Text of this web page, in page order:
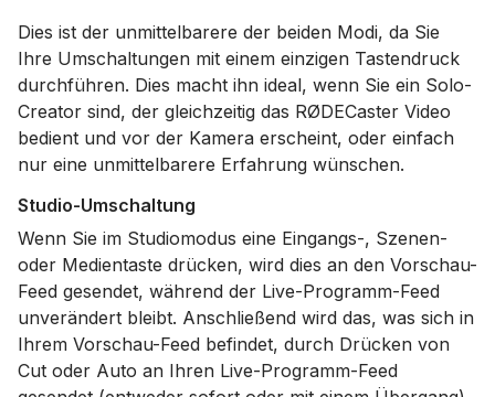
Dies ist der unmittelbarere der beiden Modi, da Sie
Ihre Umschaltungen mit einem einzigen Tastendruck
durchführen. Dies macht ihn ideal, wenn Sie ein Solo-
Creator sind, der gleichzeitig das RØDECaster Video
bedient und vor der Kamera erscheint, oder einfach
nur eine unmittelbarere Erfahrung wünschen.
Studio-Umschaltung
Wenn Sie im Studiomodus eine Eingangs-, Szenen-
oder Medientaste drücken, wird dies an den Vorschau-
Feed gesendet, während der Live-Programm-Feed
unverändert bleibt. Anschließend wird das, was sich in
Ihrem Vorschau-Feed befindet, durch Drücken von
Cut oder Auto an Ihren Live-Programm-Feed